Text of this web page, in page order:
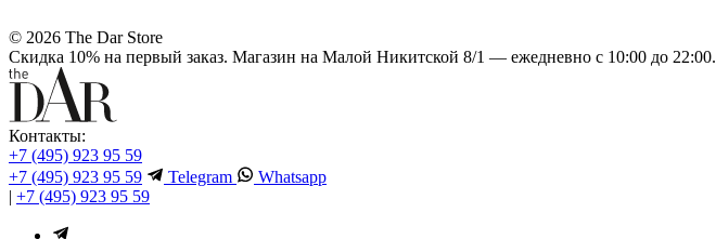
© 2026 The Dar Store
Скидка 10% на первый заказ. Магазин на Малой Никитской 8/1 — ежедневно с 10:00 до 22:00.
Контакты:
+7 (495) 923 95 59
+7 (495) 923 95 59
Telegram
Whatsapp
| +7 (495) 923 95 59